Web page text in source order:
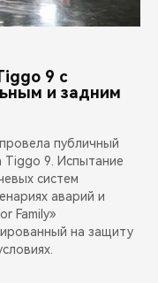
9 с
и задним
публичный
Tiggo 9. Испытание
систем
аварий и
Family»
на защиту